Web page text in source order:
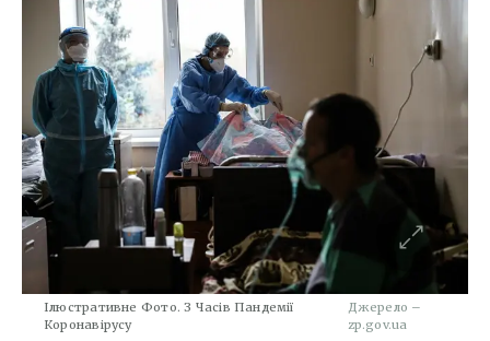
Ілюстративне Фото. З Часів Пандемії
Коронавірусу
Джерело –
zp.gov.ua